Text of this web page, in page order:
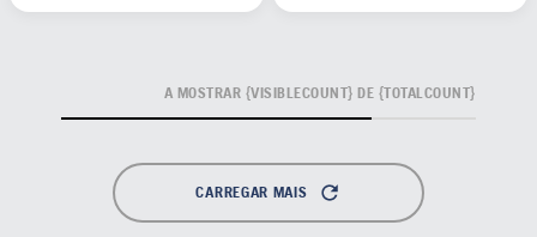
CARREGAR MAIS
A MOSTRAR {VISIBLECOUNT} DE {TOTALCOUNT}